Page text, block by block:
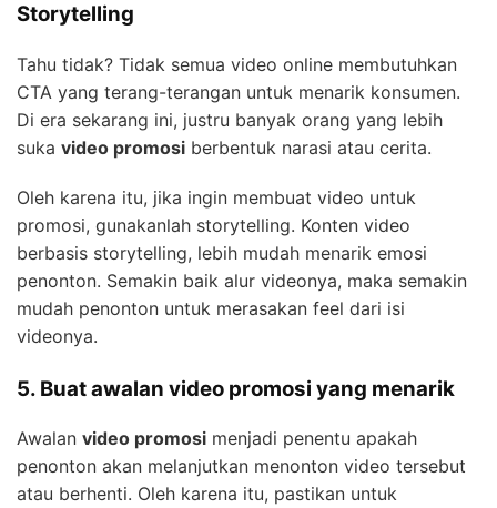
Storytelling
Tahu tidak? Tidak semua video online membutuhkan
CTA yang terang-terangan untuk menarik konsumen.
Di era sekarang ini, justru banyak orang yang lebih
suka video promosi berbentuk narasi atau cerita.
Oleh karena itu, jika ingin membuat video untuk
promosi, gunakanlah storytelling. Konten video
berbasis storytelling, lebih mudah menarik emosi
penonton. Semakin baik alur videonya, maka semakin
mudah penonton untuk merasakan feel dari isi
videonya.
5. Buat awalan video promosi yang menarik
Awalan video promosi menjadi penentu apakah
penonton akan melanjutkan menonton video tersebut
atau berhenti. Oleh karena itu, pastikan untuk